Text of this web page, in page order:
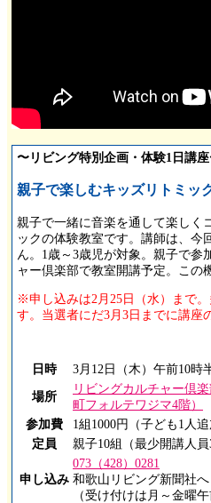
〜リビング特別企画・体験1日講
親子で楽しむキッズリトミッ
親子で一緒に音楽を通して楽しく
ックの体験教室です。講師は、今
ん。1歳～3歳児が対象。親子で参
ャー倶楽部で教室開講予定。この
※申し込みは2月25日（水）まで
す。当選者にだ3月3日までに講座
日時 3月12日（木）午前10時
場所
リビングカルチャー倶
町フォルテワジマ4階）
参加費
1組1000円（子ども1人追
定員
親子10組（最少開講人員
申し込み
073（428）0281
和歌山リビング新聞社へ
（受け付けは月～金曜